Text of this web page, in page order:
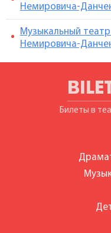
Немировича-
Музыкальный театр
Немировича-
Билеты в